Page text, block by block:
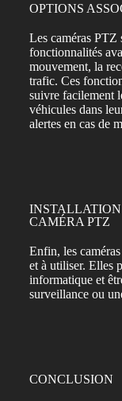
OPTIONS
Les caméras PTZ
fonctionnalités
mouvement, la
trafic. Ces
suivre facilement
véhicules dans
alertes en cas de
CAMÉRA PTZ
Enfin, les
et à utiliser. Elles
informatique et
surveillance ou
CONCLUSION